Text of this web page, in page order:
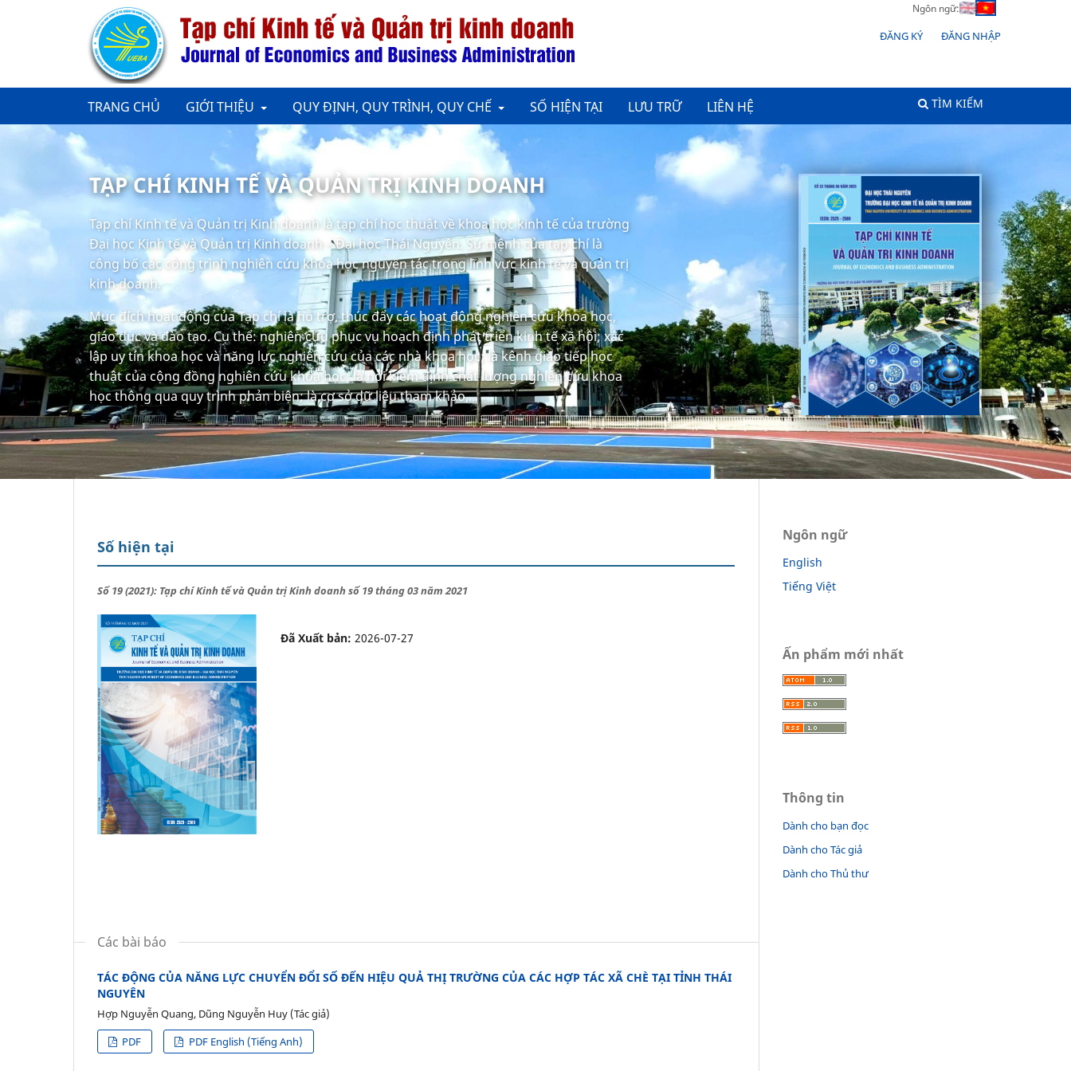
Ngôn ngữ:
TRANG CHỦ GIỚI THIỆU QUY ĐỊNH, QUY TRÌNH, QUY CHẾ SỐ HIỆN TẠI LƯU TRỮ LIÊN HỆ TÌM KIẾM
ĐĂNG KÝ ĐĂNG NHẬP
TẠP CHÍ KINH TẾ VÀ QUẢN TRỊ KINH DOANH
Tạp chí Kinh tế và Quản trị Kinh doanh là tạp chí học thuật về khoa học kinh tế của trường
Đại học Kinh tế và Quản trị Kinh doanh – Đại học Thái Nguyên. Sứ mệnh của tạp chí là
công bố các công trình nghiên cứu khoa học nguyên tác trong lĩnh vực kinh tế và quản trị
kinh doanh.
Mục đích hoạt động của Tạp chí là hỗ trợ, thúc đẩy các hoạt động nghiên cứu khoa học,
giáo dục và đào tạo. Cụ thể: nghiên cứu phục vụ hoạch định phát triển kinh tế xã hội; xác
lập uy tín khoa học và năng lực nghiên cứu của các nhà khoa học; là kênh giao tiếp học
thuật của cộng đồng nghiên cứu khoa học; là nơi kiểm định chất lượng nghiên cứu khoa
học thông qua quy trình phản biện; là cơ sở dữ liệu tham khảo,...
Số hiện tại
Số 19 (2021): Tạp chí Kinh tế và Quản trị Kinh doanh số 19 tháng 03 năm 2021
Đã Xuất bản: 2026-07-27
Các bài báo
TÁC ĐỘNG CỦA NĂNG LỰC CHUYỂN ĐỔI SỐ ĐẾN HIỆU QUẢ THỊ TRƯỜNG CỦA CÁC HỢP TÁC XÃ CHÈ TẠI TỈNH THÁI
NGUYÊN
Hợp Nguyễn Quang, Dũng Nguyễn Huy (Tác giả)
PDF
PDF English (Tiếng Anh)
Ngôn ngữ
English
Tiếng Việt
Ấn phẩm mới nhất
Thông tin
Dành cho bạn đọc
Dành cho Tác giả
Dành cho Thủ thư